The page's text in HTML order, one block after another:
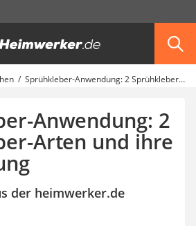
Sprühkleber-Anwendung: 2 Sprühkleber-Arten und ihre Verwendung
Anwendung: 2
Arten und ihre
der heimwerker.de